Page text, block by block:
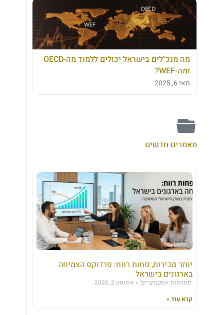
מה מנכ"לים בישראל יכולים ללמוד מה-OECD
ומה-WEF?
מאי 6, 2025
מאמרים חדשים
יותר מכירות, פחות רווח: פרדוקס הצמיחה
בארגונים בישראל
'פתרונות אפקטיביים'
אוגוסט 2, 2026
קרא עוד »